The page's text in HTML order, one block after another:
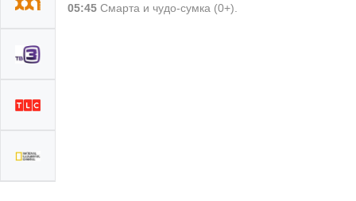
05:45 Смарта и чудо-сумка (0+).